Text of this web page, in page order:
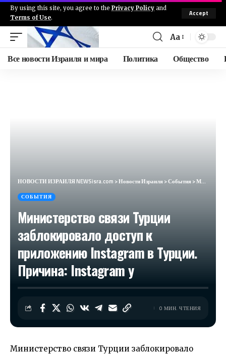
By using this site, you agree to the Privacy Policy and
Terms of Use.
Accept
Aa
Все новости Израиля и мира Политика Общество
НОВОСТИ ИЗРАИЛЯ NEWSisra.com >Новости Израиля>События>Министерство связи Турции заблокировало доступ к приложению Instagram в Турции. Причина: Instagram у
СОБЫТИЯ
Министерство связи Турции
заблокировало доступ к
приложению Instagram в Турции.
Причина: Instagram у
0 МИН. ЧТЕНИЯ
Министерство связи Турции заблокировало